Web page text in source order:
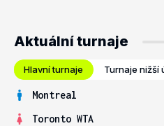
Aktuální turnaje
Hlavní turnaje Turnaje nižší
Montreal
Toronto WTA